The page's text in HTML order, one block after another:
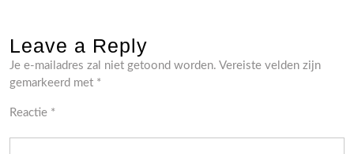
Leave a Reply
Je e-mailadres zal niet getoond worden. Vereiste velden zijn
gemarkeerd met *
Reactie *